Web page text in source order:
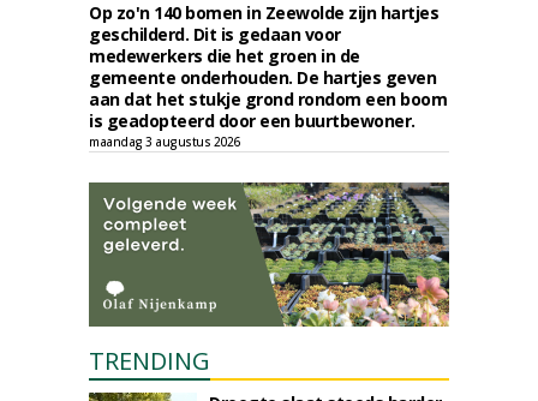
Op zo'n 140 bomen in Zeewolde zijn hartjes
geschilderd. Dit is gedaan voor
medewerkers die het groen in de
gemeente onderhouden. De hartjes geven
aan dat het stukje grond rondom een boom
is geadopteerd door een buurtbewoner.
maandag 3 augustus 2026
TRENDING